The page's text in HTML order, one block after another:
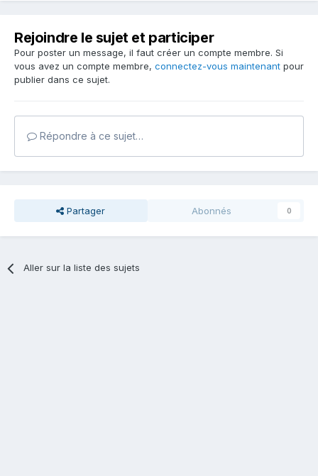
Rejoindre le sujet et participer
Pour poster un message, il faut créer un compte membre. Si
vous avez un compte membre, connectez-vous maintenant pour
publier dans ce sujet.
Répondre à ce sujet…
Partager Abonnés 0
Aller sur la liste des sujets